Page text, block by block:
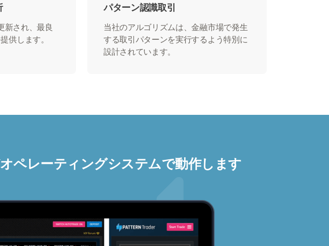
新され、最良
供します。
パターン認識取引
当社のアルゴリズムは、金融市場で発生
する取引パターンを実行するよう特別に
設計されています。
ペレーティングシステムで動作します